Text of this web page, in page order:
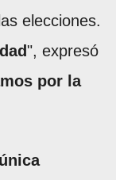
elecciones.
", expresó
por la